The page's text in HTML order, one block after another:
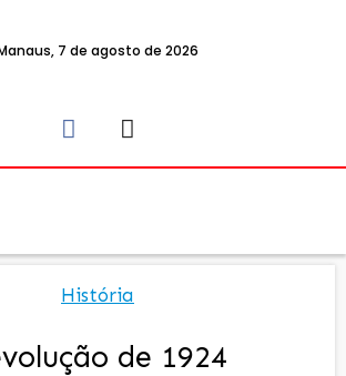
7 de agosto de 2026
História
de 1924